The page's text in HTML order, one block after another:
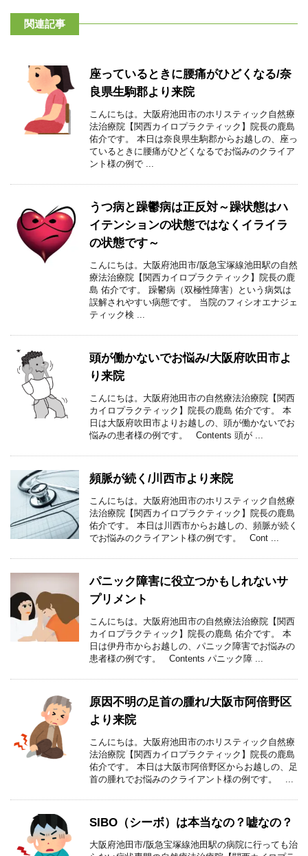
関連記事
座っているときに腰痛がひどくなる/奈
良県生駒郡より来院
こんにちは。大阪府池田市のホリスティック自然療
法治療院【関西カイロプラクティック】院長の鹿島
佑介です。 本日は奈良県生駒郡からお越しの、座っ
ているときに腰痛がひどくなるでお悩みのクライア
ント様の例で ...
うつ病と躁鬱病は正反対～躁状態はハ
イテンションの状態ではなくイライラ
の状態です～
こんにちは。大阪府池田市/阪急宝塚線池田駅の自然
療法治療院【関西カイロプラクティック】院長の鹿
島 佑介です。 躁鬱病（双極性障害）という病気は
誤解されやすい病態です。 当院のフィシオエナジェ
ティック検 ...
頭が働かないでお悩み/大阪府吹田市よ
り来院
こんにちは。大阪府池田市の自然療法治療院【関西
カイロプラクティック】院長の鹿島 佑介です。 本
日は大阪府吹田市よりお越しの、頭が働かないでお
悩みの患者様の例です。 Contents 頭が ...
頻脈が続く/川西市より来院
こんにちは。大阪府池田市のホリスティック自然療
法治療院【関西カイロプラクティック】院長の鹿島
佑介です。 本日は川西市からお越しの、頻脈が続く
でお悩みのクライアント様の例です。 Cont ...
パニック障害に役立つかもしれないサ
プリメント
こんにちは。大阪府池田市の自然療法治療院【関西
カイロプラクティック】院長の鹿島 佑介です。 本
日は伊丹市からお越しの、パニック障害でお悩みの
患者様の例です。 Contents パニック障 ...
原因不明の足首の腫れ/大阪市阿倍野区
より来院
こんにちは。大阪府池田市のホリスティック自然療
法治療院【関西カイロプラクティック】院長の鹿島
佑介です。 本日は大阪市阿倍野区からお越しの、足
首の腫れでお悩みのクライアント様の例です。 ...
SIBO（シーボ）は本当なの？嘘なの？
大阪府池田市/阪急宝塚線池田駅の病院に行っても治